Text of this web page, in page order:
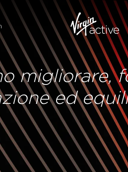
migliorare,
ed